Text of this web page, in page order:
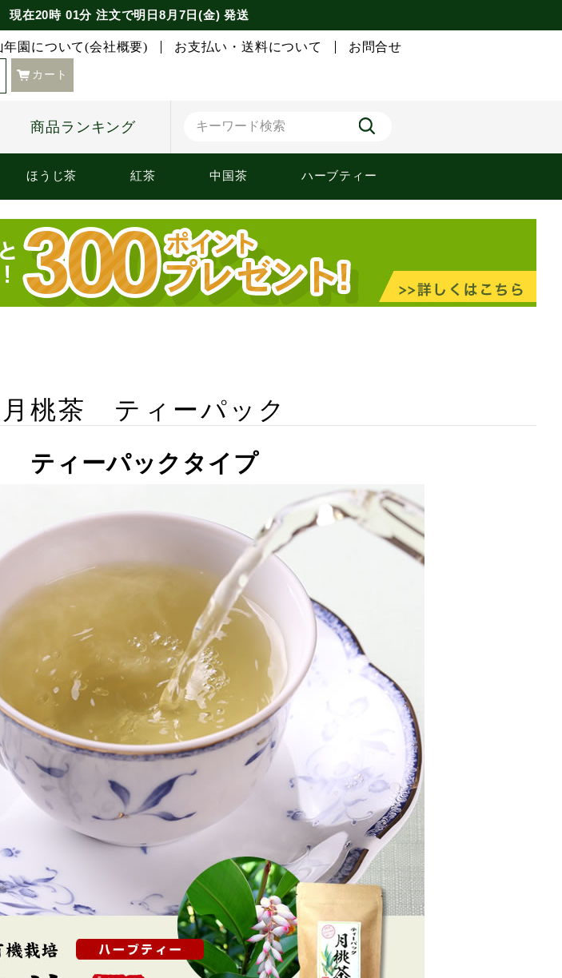
現在20時 01分 注文で明日8月7日(金) 発送
年園について(会社概要) お支払い・送料について お問合せ
カート
商品ランキング
ほうじ茶 紅茶 中国茶 ハーブティー
月桃茶 ティーパック
ティーパックタイプ